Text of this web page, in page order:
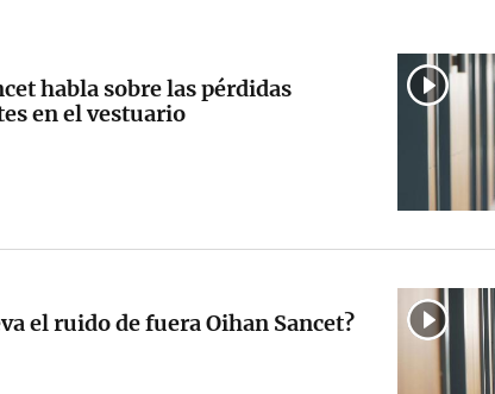
habla sobre las pérdidas
en el vestuario
el ruido de fuera Oihan Sancet?